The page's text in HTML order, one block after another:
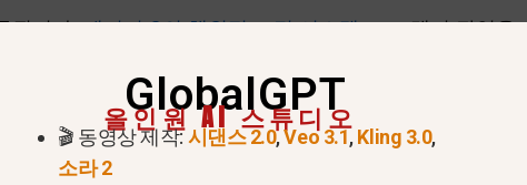
됩니다.제미니 3의 행위적 코딩 시스템— 모델이 작업을
작동하는 인터페이스로 통합하는 데 필요한 바로 그 기능
GlobalGPT
올인원 AI 스튜디오
🎬 동영상 제작:시댄스 2.0,Veo 3.1,Kling 3.0,
소라 2